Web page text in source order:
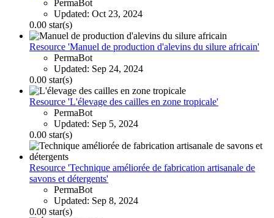
PermaBot
Updated: Oct 23, 2024
0.00 star(s)
Resource 'Manuel de production d'alevins du silure africain'
PermaBot
Updated: Sep 24, 2024
0.00 star(s)
Resource 'L'élevage des cailles en zone tropicale'
PermaBot
Updated: Sep 5, 2024
0.00 star(s)
Resource 'Technique améliorée de fabrication artisanale de
savons et détergents'
PermaBot
Updated: Sep 8, 2024
0.00 star(s)